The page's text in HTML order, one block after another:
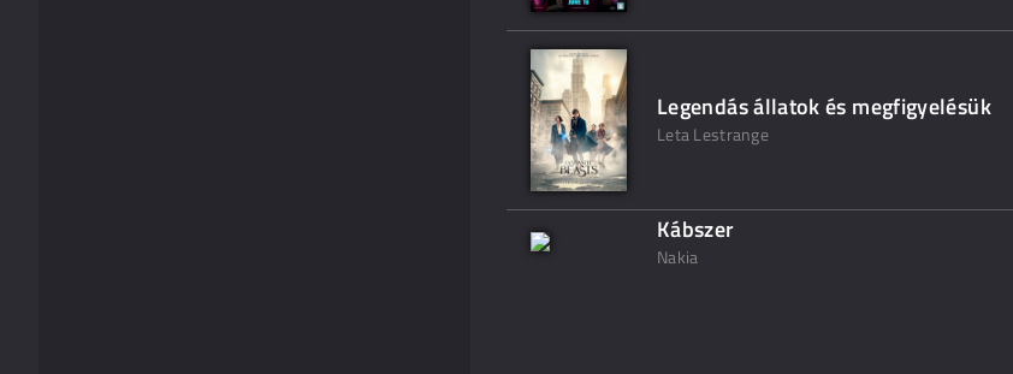
Legendás állatok és megfigyelésük
Leta Lestrange
Kábszer
Nakia